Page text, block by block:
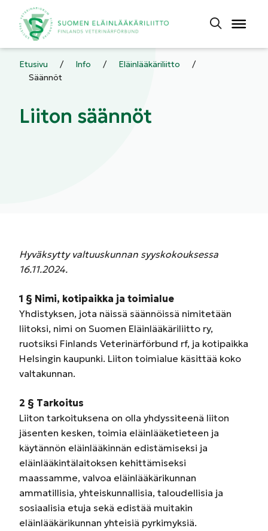
Etusivu / Info / Eläinlääkäriliitto
/
Säännöt
Liiton säännöt
Hyväksytty valtuuskunnan syyskokouksessa
16.11.2024.
1 § Nimi, kotipaikka ja toimialue
Yhdistyksen, jota näissä säännöissä nimitetään
liitoksi, nimi on Suomen Eläinlääkäriliitto ry,
ruotsiksi Finlands Veterinärförbund rf, ja kotipaikka
Helsingin kaupunki. Liiton toimialue käsittää koko
valtakunnan.
2 § Tarkoitus
Liiton tarkoituksena on olla yhdyssiteenä liiton
jäsenten kesken, toimia eläinlääketieteen ja
käytännön eläinlääkinnän edistämiseksi ja
eläinlääkintälaitoksen kehittämiseksi
maassamme, valvoa eläinlääkärikunnan
ammatillisia, yhteiskunnallisia, taloudellisia ja
sosiaalisia etuja sekä edistää muitakin
eläinlääkärikunnan yhteisiä pyrkimyksiä.